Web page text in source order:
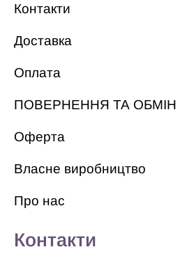
Контакти
Доставка
Оплата
ПОВЕРНЕННЯ ТА ОБМІН
Оферта
Власне виробництво
Про нас
Контакти